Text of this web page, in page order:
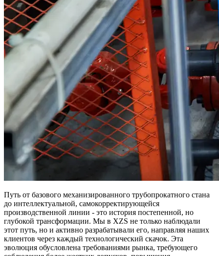
Путь от базового механизированного трубопрокатного стана
до интеллектуальной, самокорректирующейся
производственной линии - это история постепенной, но
глубокой трансформации. Мы в XZS не только наблюдали
этот путь, но и активно разрабатывали его, направляя наших
клиентов через каждый технологический скачок. Эта
эволюция обусловлена требованиями рынка, требующего